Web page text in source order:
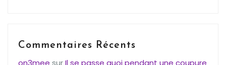
Commentaires Récents
on3mee surIl se passe quoi pendant une coupure